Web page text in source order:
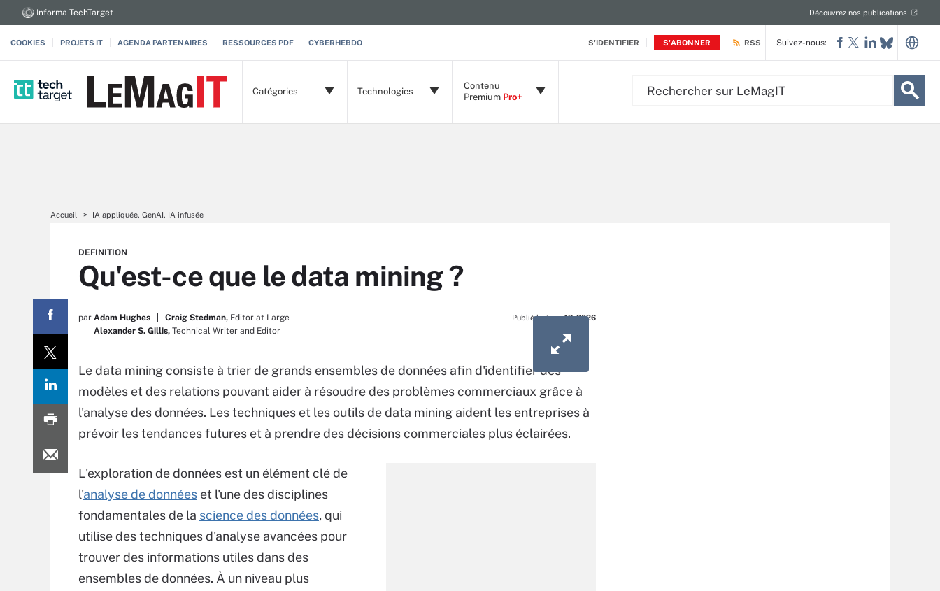
S'IDENTIFIER S'ABONNER
Informa TechTarget Découvrez nos publications
COOKIES PROJETS IT AGENDA PARTENAIRES RESSOURCES PDF CYBERHEBDO RSS
Catégories Technologies
Contenu
Premium Pro+
Suivez-nous:
Accueil IA appliquée, GenAI, IA infusée
DEFINITION
Qu'est-ce que le data mining ?
par Adam Hughes Craig Stedman, Editor at Large
Alexander S. Gillis, Technical Writer and Editor
Publié le:janv. 13, 2026
Le data mining consiste à trier de grands ensembles de données afin d'identifier des
modèles et des relations pouvant aider à résoudre des problèmes commerciaux grâce à
l'analyse des données. Les techniques et les outils de data mining aident les entreprises à
prévoir les tendances futures et à prendre des décisions commerciales plus éclairées.
L'exploration de données est un élément clé de
l'analyse de données et l'une des disciplines
fondamentales de la science des données, qui
utilise des techniques d'analyse avancées pour
trouver des informations utiles dans des
ensembles de données. À un niveau plus